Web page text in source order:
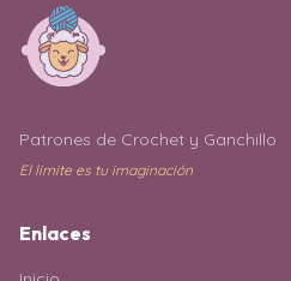
Patrones de Crochet y Ganchillo
El límite es tu imaginación
Enlaces